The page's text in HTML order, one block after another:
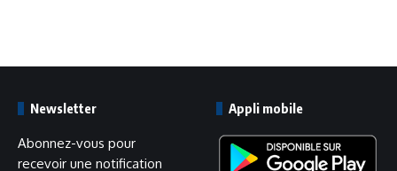
Newsletter
Abonnez-vous pour
recevoir une notification
Appli mobile